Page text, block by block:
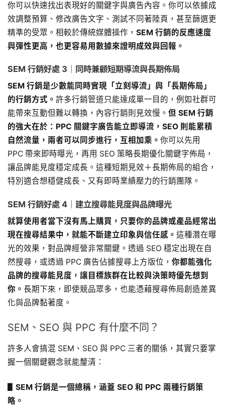
你可以快速找出表現好的關鍵字與廣告內容。你可以依據成
效調整預算、修改廣告文字、測試不同著陸頁，甚至篩選更
精準的受眾。相較於傳統媒體操作， SEM 行銷的反應速度
與彈性更高，也更容易用數據來證明成效與回報。
SEM 行銷好處 3｜同時兼顧短期導流與長期佈局
SEM 行銷是少數能同時實現「立刻導流」與「長期佈局」
的行銷方式。 許多行銷管道只能達成單一目的，例如社群可
能帶來互動但難以轉換，內容行銷則見效慢。 但 SEM 行銷
的強大在於：PPC 關鍵字廣告能立即導流，SEO 則能累積
自然流量，兩者可以同步進行，互相加乘。 你可以先用
PPC 帶來即時曝光，再用 SEO 策略長期優化關鍵字佈局，
讓品牌能見度穩定成長。這種短期見效＋長期佈局的組合，
特別適合想穩健成長、又有即時業績壓力的行銷團隊。
SEM 行銷好處 4｜建立搜尋能見度與品牌曝光
就算使用者當下沒有馬上購買，只要你的品牌或產品經常出
現在搜尋結果中，就能不斷建立印象與信任感。 這種潛在曝
光的效果，對品牌經營非常關鍵。透過 SEO 穩定出現在自
然搜尋，或透過 PPC 廣告佔據搜尋上方版位， 你都能強化
品牌的搜尋能見度，讓目標族群在比較與決策時優先想到
你。 長期下來，即使競品眾多，也能憑藉搜尋佈局創造差異
化與品牌黏著度。
SEM、SEO 與 PPC 有什麼不同？
許多人會搞混 SEM、SEO 與 PPC 三者的關係，其實只要掌
握一個關鍵觀念就能釐清：
▋SEM 行銷是一個總稱，涵蓋 SEO 和 PPC 兩種行銷策
略。